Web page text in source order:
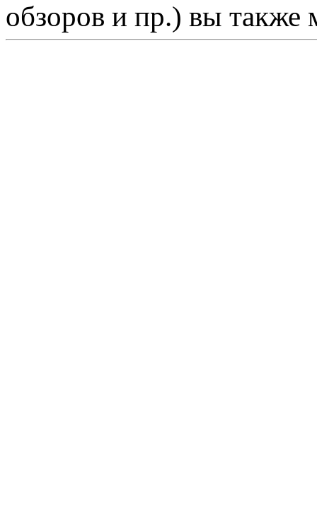
обзоров и пр.) вы также